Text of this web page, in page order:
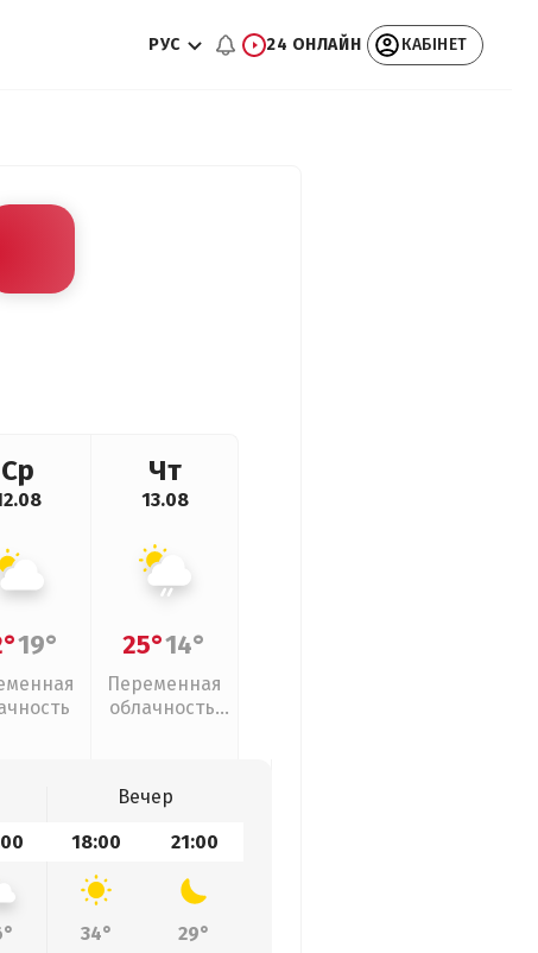
РУС 24 ОНЛАЙН КАБІНЕТ
Ср
19°
Чт
13.08
25°14°
Переменная
облачность,
Вечер
18:00 21:00
34°
29°